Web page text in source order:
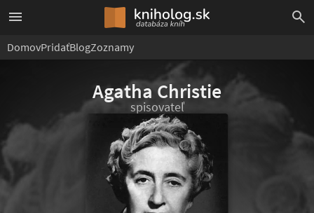
DomovPridaťBlogZoznamy
Agatha Christie
spisovateľ